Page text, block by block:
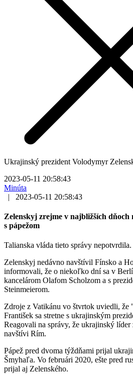
Ukrajinský prezident Volodymyr
2023-05-11 20:58:43
Minúta
|
2023-05-11 20:58:43
Zelenskyj zrejme v najbližších dňoch
s pápežom
Talianska vláda tieto správy nepotvrdila.
Zelenskyj nedávno navštívil Fínsko a
informovali, že o niekoľko dní sa v
kancelárom Olafom Scholzom a s
Steinmeierom.
Zdroje z Vatikánu vo štvrtok uviedli, že
František sa stretne s ukrajinským
Reagovali na správy, že ukrajinský
navštívi Rím.
Pápež pred dvoma týždňami prijal
Šmyhaľa. Vo februári 2020, ešte pred
prijal aj Zelenského.